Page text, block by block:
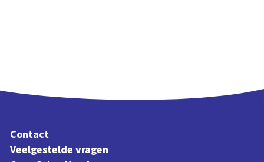
Contact
Veelgestelde vragen